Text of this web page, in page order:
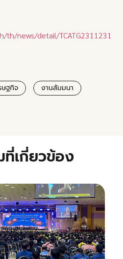
th/news/detail/
ษฐกิจ
งานสัมมนา
เกี่ยวข้อง